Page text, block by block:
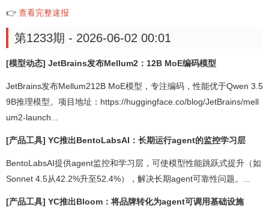
👉 查看完整速报
第1233期 - 2026-06-02 00:01
[模型动态] JetBrains发布Mellum2：12B MoE编码模型
JetBrains发布Mellum212B MoE模型，专注编码，性能优于Qwen 3.5
9B推理模型。项目地址：https://huggingface.co/blog/JetBrains/mell
um2-launch...
[产品工具] YC推出BentoLabsAI：长期运行agent的监控学习层
BentoLabsAI提供agent监控和学习层，可使模型性能跳跃式提升（如
Sonnet 4.5从42.2%升至52.4%），解决长期agent可靠性问题。...
[产品工具] YC推出Bloom：将品牌转化为agent可调用基础设施